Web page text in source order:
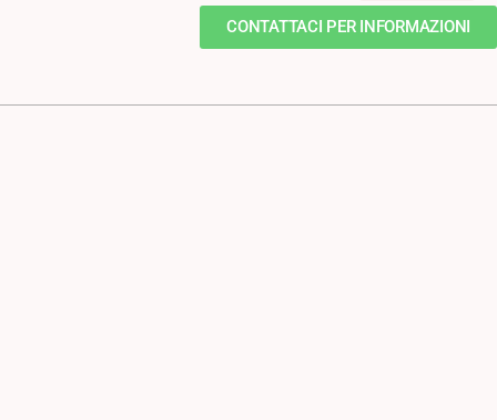
CONTATTACI PER INFORMAZIONI